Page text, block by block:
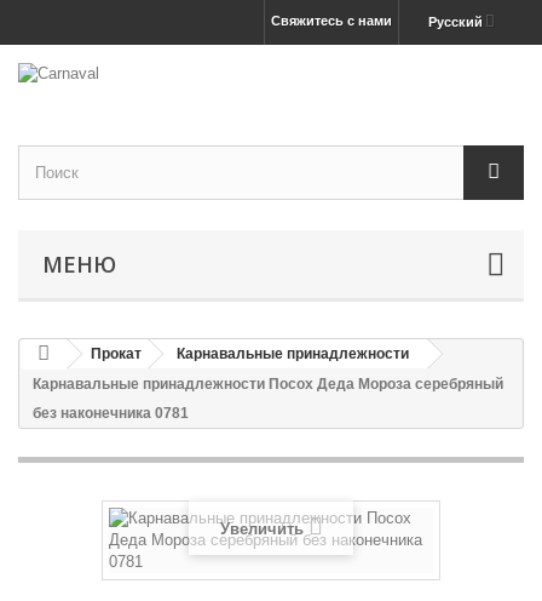
Русский
Свяжитесь с нами
МЕНЮ
Прокат
Карнавальные принадлежности
Карнавальные принадлежности Посох Деда Мороза серебряный
без наконечника 0781
Увеличить